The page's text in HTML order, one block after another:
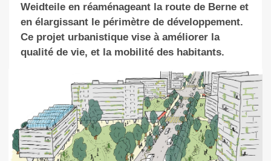
Weidteile en réaménageant la route de Berne et
en élargissant le périmètre de développement.
Ce projeturbanistiquevise à améliorer la
qualité de vie, et la mobilité des habitants.